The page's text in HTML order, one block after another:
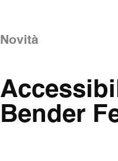
Novità
Bender